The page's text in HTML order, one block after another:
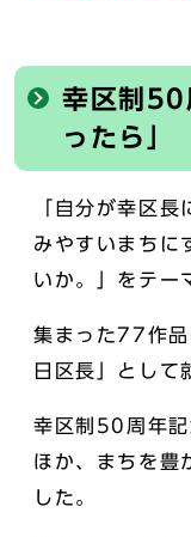
幸区制50
ったら」
「自分が幸区
みやすいまちに
いか。」をテー
集まった77作
日区長」として
幸区制50周年記
ほか、まちを豊
した。